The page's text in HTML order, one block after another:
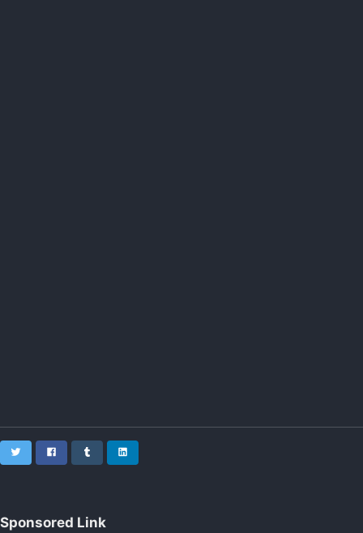
Twitter FacebookTumblr
Sponsored Link